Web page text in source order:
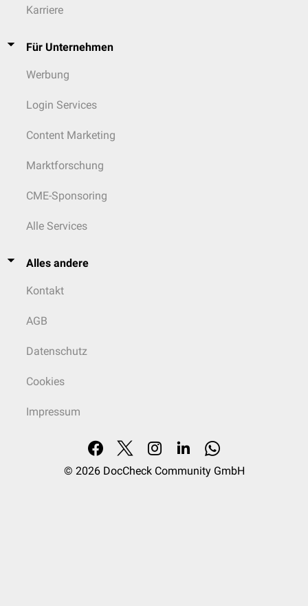
Karriere
Für Unternehmen
Werbung
Login Services
Content Marketing
Marktforschung
CME-Sponsoring
Alle Services
Alles andere
Kontakt
AGB
Datenschutz
Cookies
Impressum
© 2026 DocCheck Community GmbH